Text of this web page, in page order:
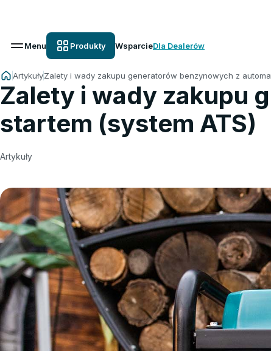
Menu Produkty WsparcieDla Dealerów
ArtykułyZalety i wady zakupu generatorów benzynowych z
Zalety i wady zakupu
startem (system ATS)
Artykuły